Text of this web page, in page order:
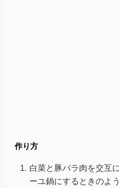
作り方
白菜と豚バラ肉を交互
ーユ鍋にするときのよう